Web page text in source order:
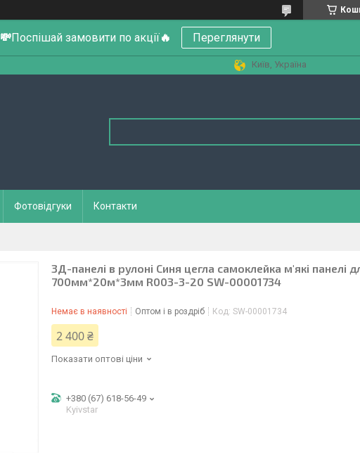
💸Поспішай замовити по акції🔥 Переглянути
Київ, Україна
Фотовідгуки Контакти
3Д-панелі в рулоні Синя цегла самоклейка м'які панелі
700мм*20м*3мм R003-3-20 SW-00001734
Немає в наявності Оптом і в роздріб Код: SW-00001734
2 400 ₴
Показати оптові ціни
+380 (67) 618-56-49
Kyivstar